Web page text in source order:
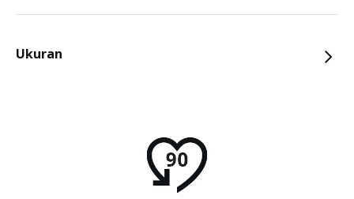
Ukuran